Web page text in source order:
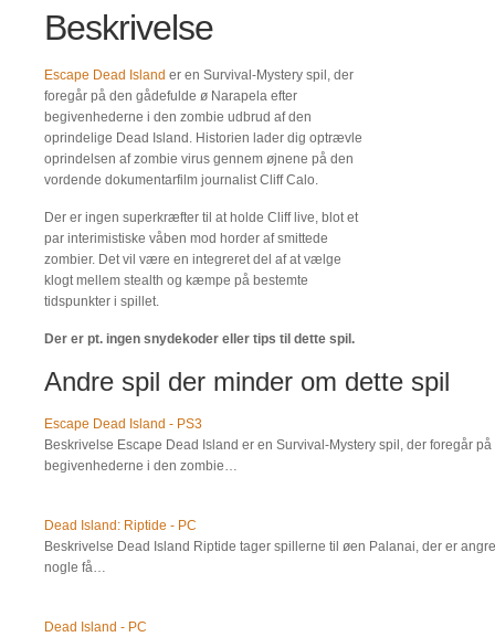
Beskrivelse
Escape Dead Island er en Survival-Mystery spil, der
foregår på den gådefulde ø Narapela efter
begivenhederne i den zombie udbrud af den
oprindelige Dead Island. Historien lader dig optrævle
oprindelsen af zombie virus gennem øjnene på den
vordende dokumentarfilm journalist Cliff Calo.
Der er ingen superkræfter til at holde Cliff live, blot et
par interimistiske våben mod horder af smittede
zombier. Det vil være en integreret del af at vælge
klogt mellem stealth og kæmpe på bestemte
tidspunkter i spillet.
Der er pt. ingen snydekoder eller tips til dette spil.
Andre spil der minder om dette spil
Escape Dead Island - PS3
Beskrivelse Escape Dead Island er en Survival-Mystery spil, der foregår
begivenhederne i den zombie…
Dead Island: Riptide - PC
Beskrivelse Dead Island Riptide tager spillerne til øen Palanai, der er
nogle få…
Dead Island - PC